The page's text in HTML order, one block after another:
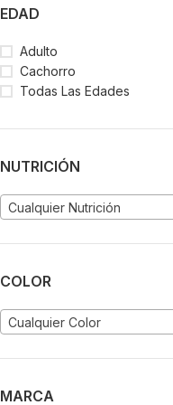
EDAD
Adulto
Cachorro
Todas Las Edades
NUTRICIÓN
Cualquier Nutrición
COLOR
Cualquier Color
MARCA